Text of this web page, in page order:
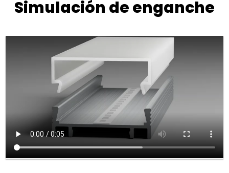
Simulación de enganche